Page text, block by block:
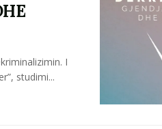
I
studimi...